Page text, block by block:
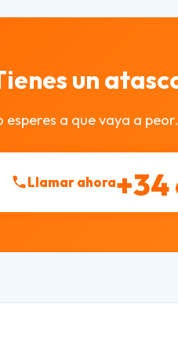
un
esperes a que vaya a
Llamar ahora+34